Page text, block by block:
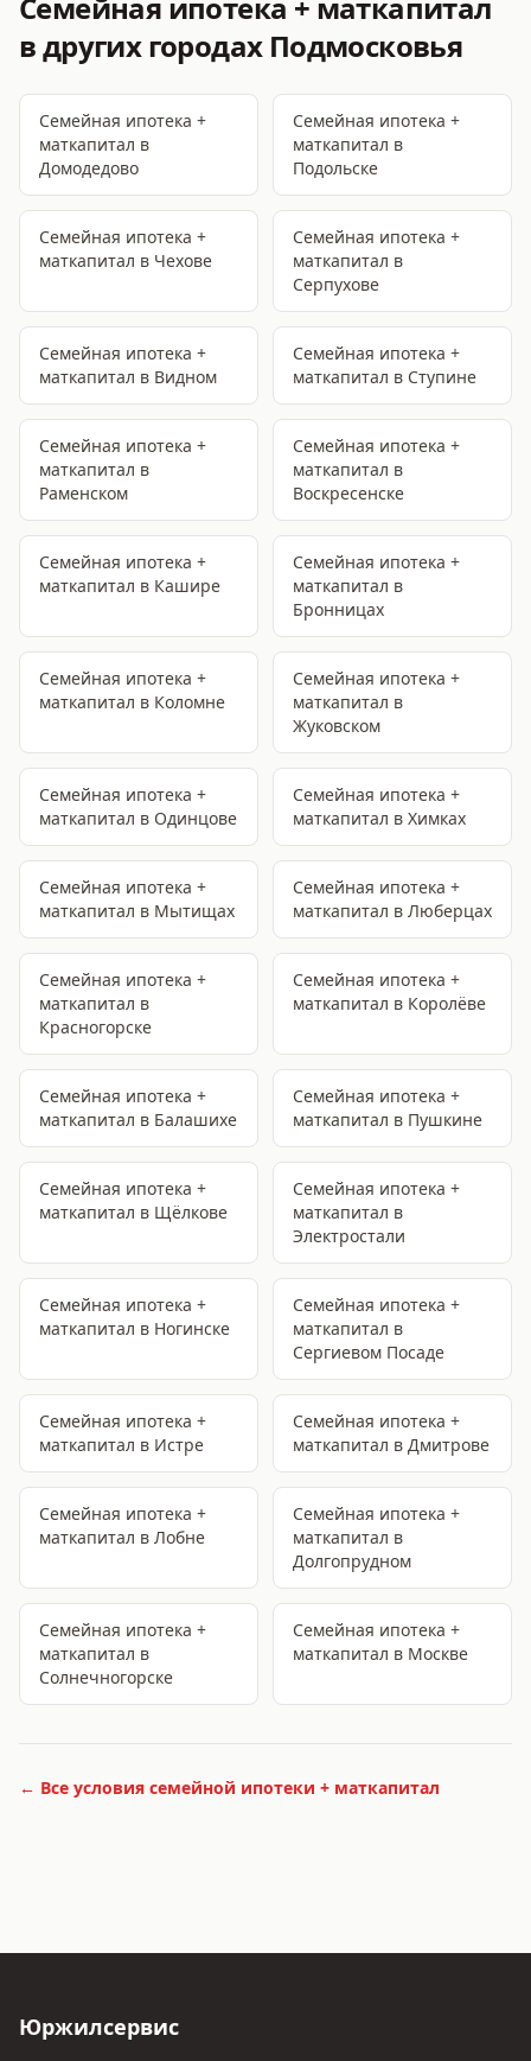
в других городах Подмосковья
Семейная ипотека +
маткапитал в
Домодедово
Семейная ипотека +
маткапитал в
Подольске
Семейная ипотека +
маткапитал в Чехове
Семейная ипотека +
маткапитал в
Серпухове
Семейная ипотека +
маткапитал в Видном
Семейная ипотека +
маткапитал в Ступине
Семейная ипотека +
маткапитал в
Раменском
Семейная ипотека +
маткапитал в
Воскресенске
Семейная ипотека +
маткапитал в Кашире
Семейная ипотека +
маткапитал в
Бронницах
Семейная ипотека +
маткапитал в Коломне
Семейная ипотека +
маткапитал в
Жуковском
Семейная ипотека +
маткапитал в Одинцове
Семейная ипотека +
маткапитал в Химках
Семейная ипотека +
маткапитал в Мытищах
Семейная ипотека +
маткапитал в Люберцах
Семейная ипотека +
маткапитал в
Красногорске
Семейная ипотека +
маткапитал в Королёве
Семейная ипотека +
маткапитал в Балашихе
Семейная ипотека +
маткапитал в Пушкине
Семейная ипотека +
маткапитал в Щёлкове
Семейная ипотека +
маткапитал в
Электростали
Семейная ипотека +
маткапитал в Ногинске
Семейная ипотека +
маткапитал в
Сергиевом Посаде
Семейная ипотека +
маткапитал в Истре
Семейная ипотека +
маткапитал в Дмитрове
Семейная ипотека +
маткапитал в Лобне
Семейная ипотека +
маткапитал в
Долгопрудном
Семейная ипотека +
маткапитал в
Солнечногорске
Семейная ипотека +
маткапитал в Москве
← Все условия семейной ипотеки + маткапитал
Юржилсервис